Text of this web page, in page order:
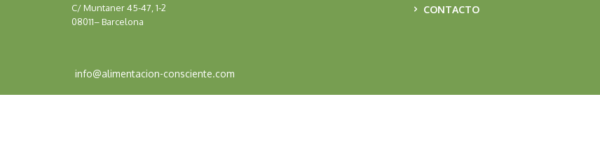
C/ Muntaner 45-47, 1-2
08011– Barcelona
CONTACTO
info@alimentacion-consciente.com